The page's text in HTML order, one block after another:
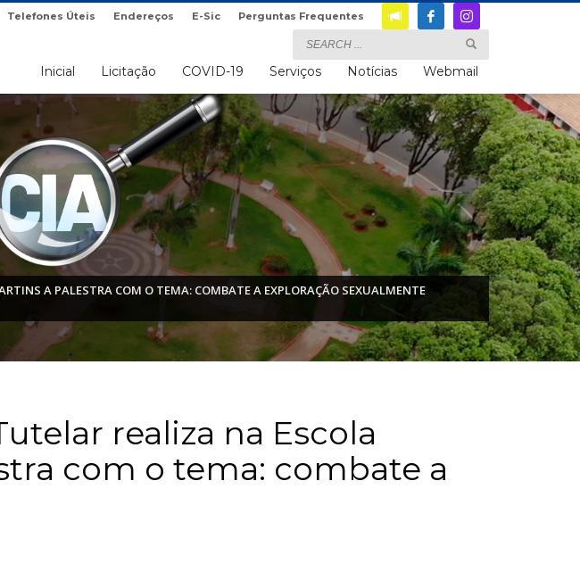
Telefones Úteis Endereços E-Sic Perguntas Frequentes
Inicial Licitação COVID-19 Serviços Notícias Webmail
A PALESTRA COM O TEMA: COMBATE A EXPLORAÇÃO SEXUALMENTE
realiza na Escola
com o tema: combate a